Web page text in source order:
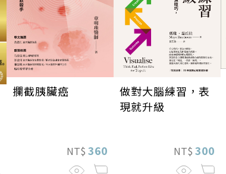
攔截胰臟癌
NT$ 360
做對大腦練習，表
現就升級
NT$ 300